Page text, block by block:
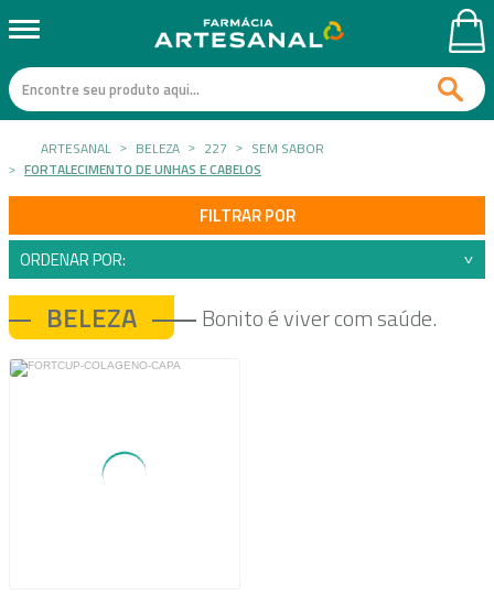
ARTESANAL BELEZA 227
SEM SABOR
FORTALECIMENTO DE UNHAS E CABELOS
FILTRAR POR
ORDENAR POR:
BELEZA Bonito é viver com saúde.